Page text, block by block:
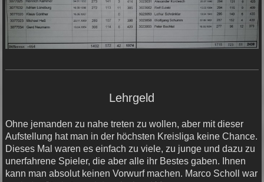
Lehrgeld
Ohne jemanden zu nahe treten zu wollen, aber mit dieser
Aufstellung hat man in der höchsten Kreisliga keine Chance.
Dieses Mal waren es einfach zu viele, zu junge und dazu zu
unerfahrene Spieler, die aber alle ihr Bestes gaben. Ihnen
kann man absolut keinen Vorwurf machen. Marco Scholl war